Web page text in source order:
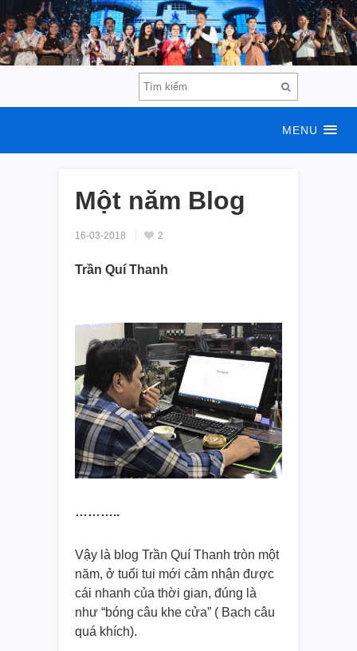
MENU
Một năm Blog
16-03-2018 2
Trần Quí Thanh
………..
Vậy là blog Trần Quí Thanh tròn một
năm, ở tuổi tui mới cảm nhận được
cái nhanh của thời gian, đúng là
như “bóng câu khe cửa” ( Bạch câu
quá khích).